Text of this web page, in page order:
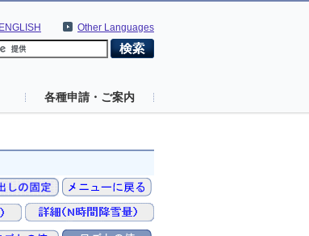
Other Languages
ENGLISH
各種申請・ご案内